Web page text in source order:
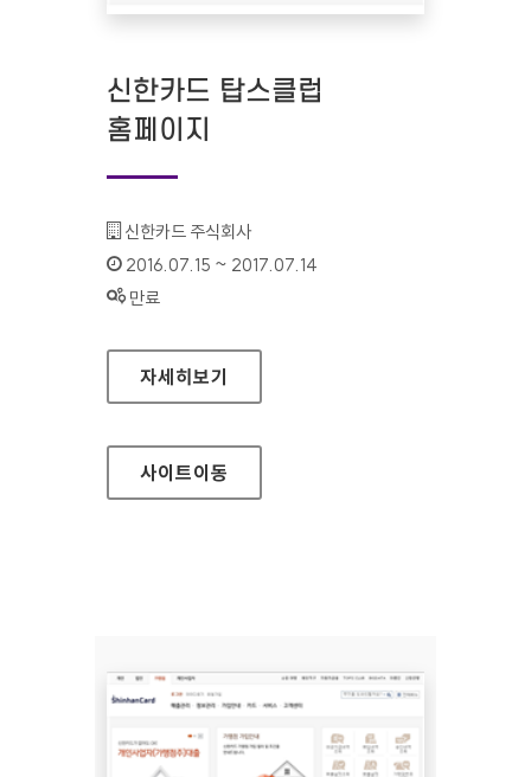
신한카드 탑스클럽
홈페이지
기관명 :
신한카드 주식회사
인증기간 :
2016.07.15 ~ 2017.07.14
상태 :
만료
신한카드 탑스클럽 홈페이지
자세히보기
사이트이동